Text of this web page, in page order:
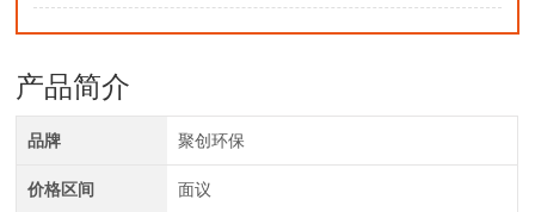
产品简介
品牌 聚创环保
价格区间 面议